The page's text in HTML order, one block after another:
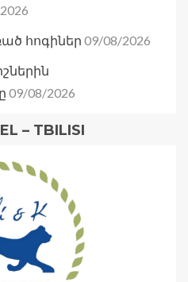
հոգիներ 09/08/2026
09/08/2026
– TBILISI